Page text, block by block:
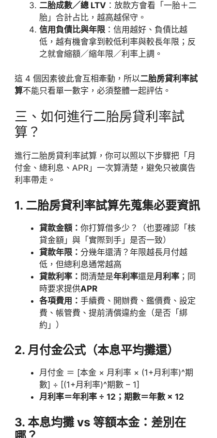
二胎成數／總 LTV ：放款方會看「一胎＋二
胎」合計占比，越高越保守。
信用負債比與年限 ：信用越好、負債比越
低，越有機會拿到較低利率與較長年限；反
之就會縮額／縮年限／利率上調。
這 4 個因素彼此會互相牽動，所以二胎房貸利率試
算不能只看單一數字，必須整體一起評估。
三、如何進行二胎房貸利率試
算？
進行二胎房貸利率試算，你可以照以下步驟把「月
付金、總利息、APR」一次算清楚，避免只被廣告
利率帶走。
1. 二胎房貸利率試算先蒐集必要資訊
貸款金額： 你打算借多少？（也要確認「核
貸金額」與「實際到手」是否一致）
貸款年限： 分幾年還清？年限越長月付越
低，但總利息通常越高
貸款利率： 問清楚是年利率還是月利率 ；同
時要求提供APR
各項費用： 手續費、開辦費、鑑價費、設定
費、帳管費、提前清償違約金（是否「綁
約」）
2. 月付金公式（本息平均攤還）
月付金 ＝ [本金 × 月利率 × (1+月利率)^期
數] ÷ [(1+月利率)^期數 – 1]
月利率＝年利率 ÷ 12；期數＝年數 × 12
3. 本息均攤 vs 等額本金：差別在